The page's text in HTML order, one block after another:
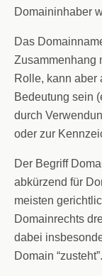
Domaininhaber
Das
Zusammenhang
Rolle, kann aber
Bedeutung sein
durch
oder zur
Der Begriff
abkürzend für
meisten
Domainrechts
dabei
Domain “zusteht”.